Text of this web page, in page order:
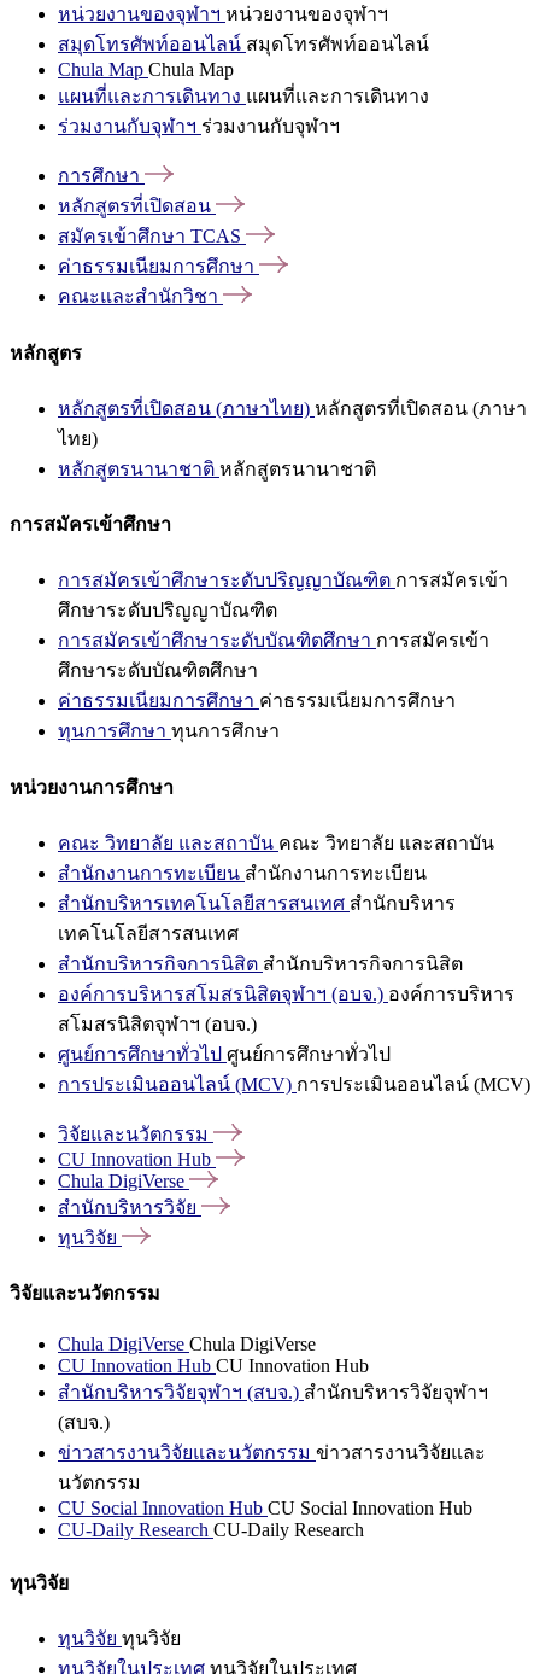
หน่วยงานของจุฬาฯ หน่วยงานของจุฬาฯ
สมุดโทรศัพท์ออนไลน์ สมุดโทรศัพท์ออนไลน์
Chula Map Chula Map
แผนที่และการเดินทาง แผนที่และการเดินทาง
ร่วมงานกับจุฬาฯ ร่วมงานกับจุฬาฯ
การศึกษา
หลักสูตรที่เปิดสอน
สมัครเข้าศึกษา TCAS
ค่าธรรมเนียมการศึกษา
คณะและสำนักวิชา
หลักสูตร
หลักสูตรที่เปิดสอน (ภาษาไทย) หลักสูตรที่เปิดสอน (ภาษา
ไทย)
หลักสูตรนานาชาติ หลักสูตรนานาชาติ
การสมัครเข้าศึกษา
การสมัครเข้าศึกษาระดับปริญญาบัณฑิต การสมัครเข้า
ศึกษาระดับปริญญาบัณฑิต
การสมัครเข้าศึกษาระดับบัณฑิตศึกษา การสมัครเข้า
ศึกษาระดับบัณฑิตศึกษา
ค่าธรรมเนียมการศึกษา ค่าธรรมเนียมการศึกษา
ทุนการศึกษา ทุนการศึกษา
หน่วยงานการศึกษา
คณะ วิทยาลัย และสถาบัน คณะ วิทยาลัย และสถาบัน
สำนักงานการทะเบียน สำนักงานการทะเบียน
สำนักบริหารเทคโนโลยีสารสนเทศ สำนักบริหาร
เทคโนโลยีสารสนเทศ
สำนักบริหารกิจการนิสิต สำนักบริหารกิจการนิสิต
องค์การบริหารสโมสรนิสิตจุฬาฯ (อบจ.) องค์การบริหาร
สโมสรนิสิตจุฬาฯ (อบจ.)
ศูนย์การศึกษาทั่วไป ศูนย์การศึกษาทั่วไป
การประเมินออนไลน์ (MCV) การประเมินออนไลน์ (MCV)
วิจัยและนวัตกรรม
CU Innovation Hub
Chula DigiVerse
สำนักบริหารวิจัย
ทุนวิจัย
วิจัยและนวัตกรรม
Chula DigiVerse Chula DigiVerse
CU Innovation Hub CU Innovation Hub
สำนักบริหารวิจัยจุฬาฯ (สบจ.) สำนักบริหารวิจัยจุฬาฯ
(สบจ.)
ข่าวสารงานวิจัยและนวัตกรรม ข่าวสารงานวิจัยและ
นวัตกรรม
CU Social Innovation Hub CU Social Innovation Hub
CU-Daily Research CU-Daily Research
ทุนวิจัย
ทุนวิจัย ทุนวิจัย
ทุนวิจัยในประเทศ ทุนวิจัยในประเทศ